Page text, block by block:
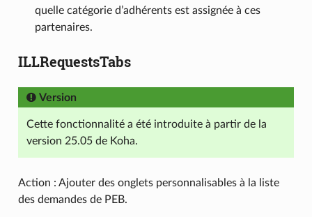
quelle catégorie d’adhérents est assignée à ces
partenaires.
ILLRequestsTabs
Version
Cette fonctionnalité a été introduite à partir de la
version 25.05 de Koha.
Action : Ajouter des onglets personnalisables à la liste
des demandes de PEB.